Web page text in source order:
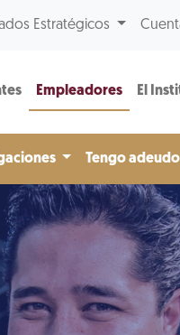
Estratégicos
Empleadores El
Tengo